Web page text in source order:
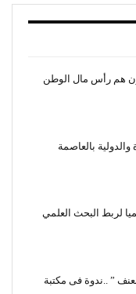
هم رأس مال الوطن
والدولية بالعاصمة
لربط البحث العلمي
” ..ندوة فى مكتبة